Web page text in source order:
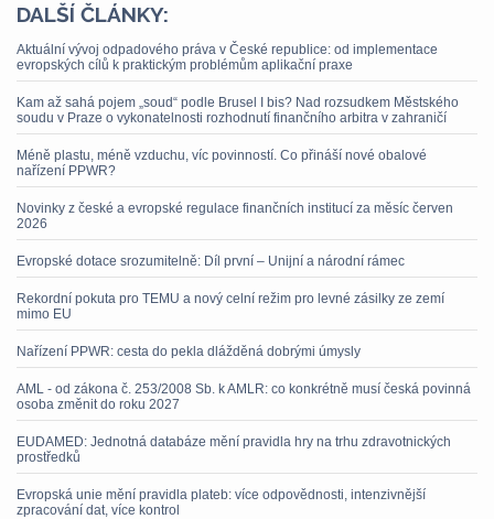
DALŠÍ ČLÁNKY:
Aktuální vývoj odpadového práva v České republice: od implementace
evropských cílů k praktickým problémům aplikační praxe
Kam až sahá pojem „soud“ podle Brusel I bis? Nad rozsudkem Městského
soudu v Praze o vykonatelnosti rozhodnutí finančního arbitra v zahraničí
Méně plastu, méně vzduchu, víc povinností. Co přináší nové obalové
nařízení PPWR?
Novinky z české a evropské regulace finančních institucí za měsíc červen
2026
Evropské dotace srozumitelně: Díl první – Unijní a národní rámec
Rekordní pokuta pro TEMU a nový celní režim pro levné zásilky ze zemí
mimo EU
Nařízení PPWR: cesta do pekla dlážděná dobrými úmysly
AML - od zákona č. 253/2008 Sb. k AMLR: co konkrétně musí česká povinná
osoba změnit do roku 2027
EUDAMED: Jednotná databáze mění pravidla hry na trhu zdravotnických
prostředků
Evropská unie mění pravidla plateb: více odpovědnosti, intenzivnější
zpracování dat, více kontrol